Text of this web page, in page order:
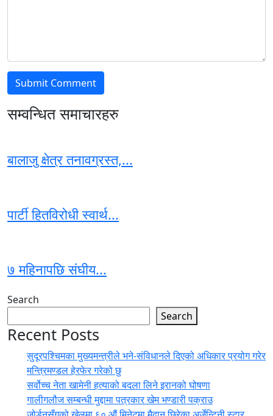
सम्वन्धित समाचारहरु
बालाजु क्षेत्र तनावग्रस्त,...
पार्टी हितविरोधी स्वार्थ...
७ महिनापछि संघीय...
Search
Search
Recent Posts
सुदूरपश्चिमका मुख्यमन्त्रीले भने-संविधानले दिएको अधिकार प्रयोग गरेर
मन्त्रिमण्डल हेरफेर गरेको छु
सर्वोच्च नेता खामेनी हत्याको बदला लिने इरानको घोषणा
गालीगलौज सम्बन्धी मुद्दामा पत्रकार खेम भण्डारी पक्राउ